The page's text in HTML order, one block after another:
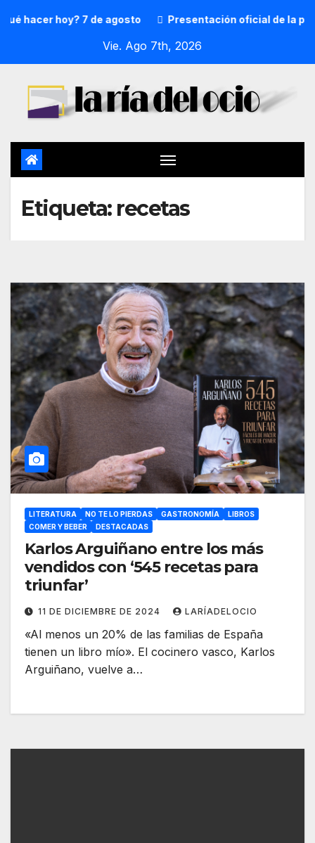
hacer hoy? 7 de agosto Presentación oficial de la
Vie. Ago 7th, 2026
Etiqueta: recetas
LITERATURA NO TE LO PIERDAS GASTRONOMÍA
LIBROS
COMER Y BEBER
DESTACADAS
Karlos Arguiñano entre los más
vendidos con ‘545 recetas para
triunfar’
11 DE DICIEMBRE DE 2024 LARÍADELOCIO
«Al menos un 20% de las familias de España
tienen un libro mío». El cocinero vasco, Karlos
Arguiñano, vuelve a…